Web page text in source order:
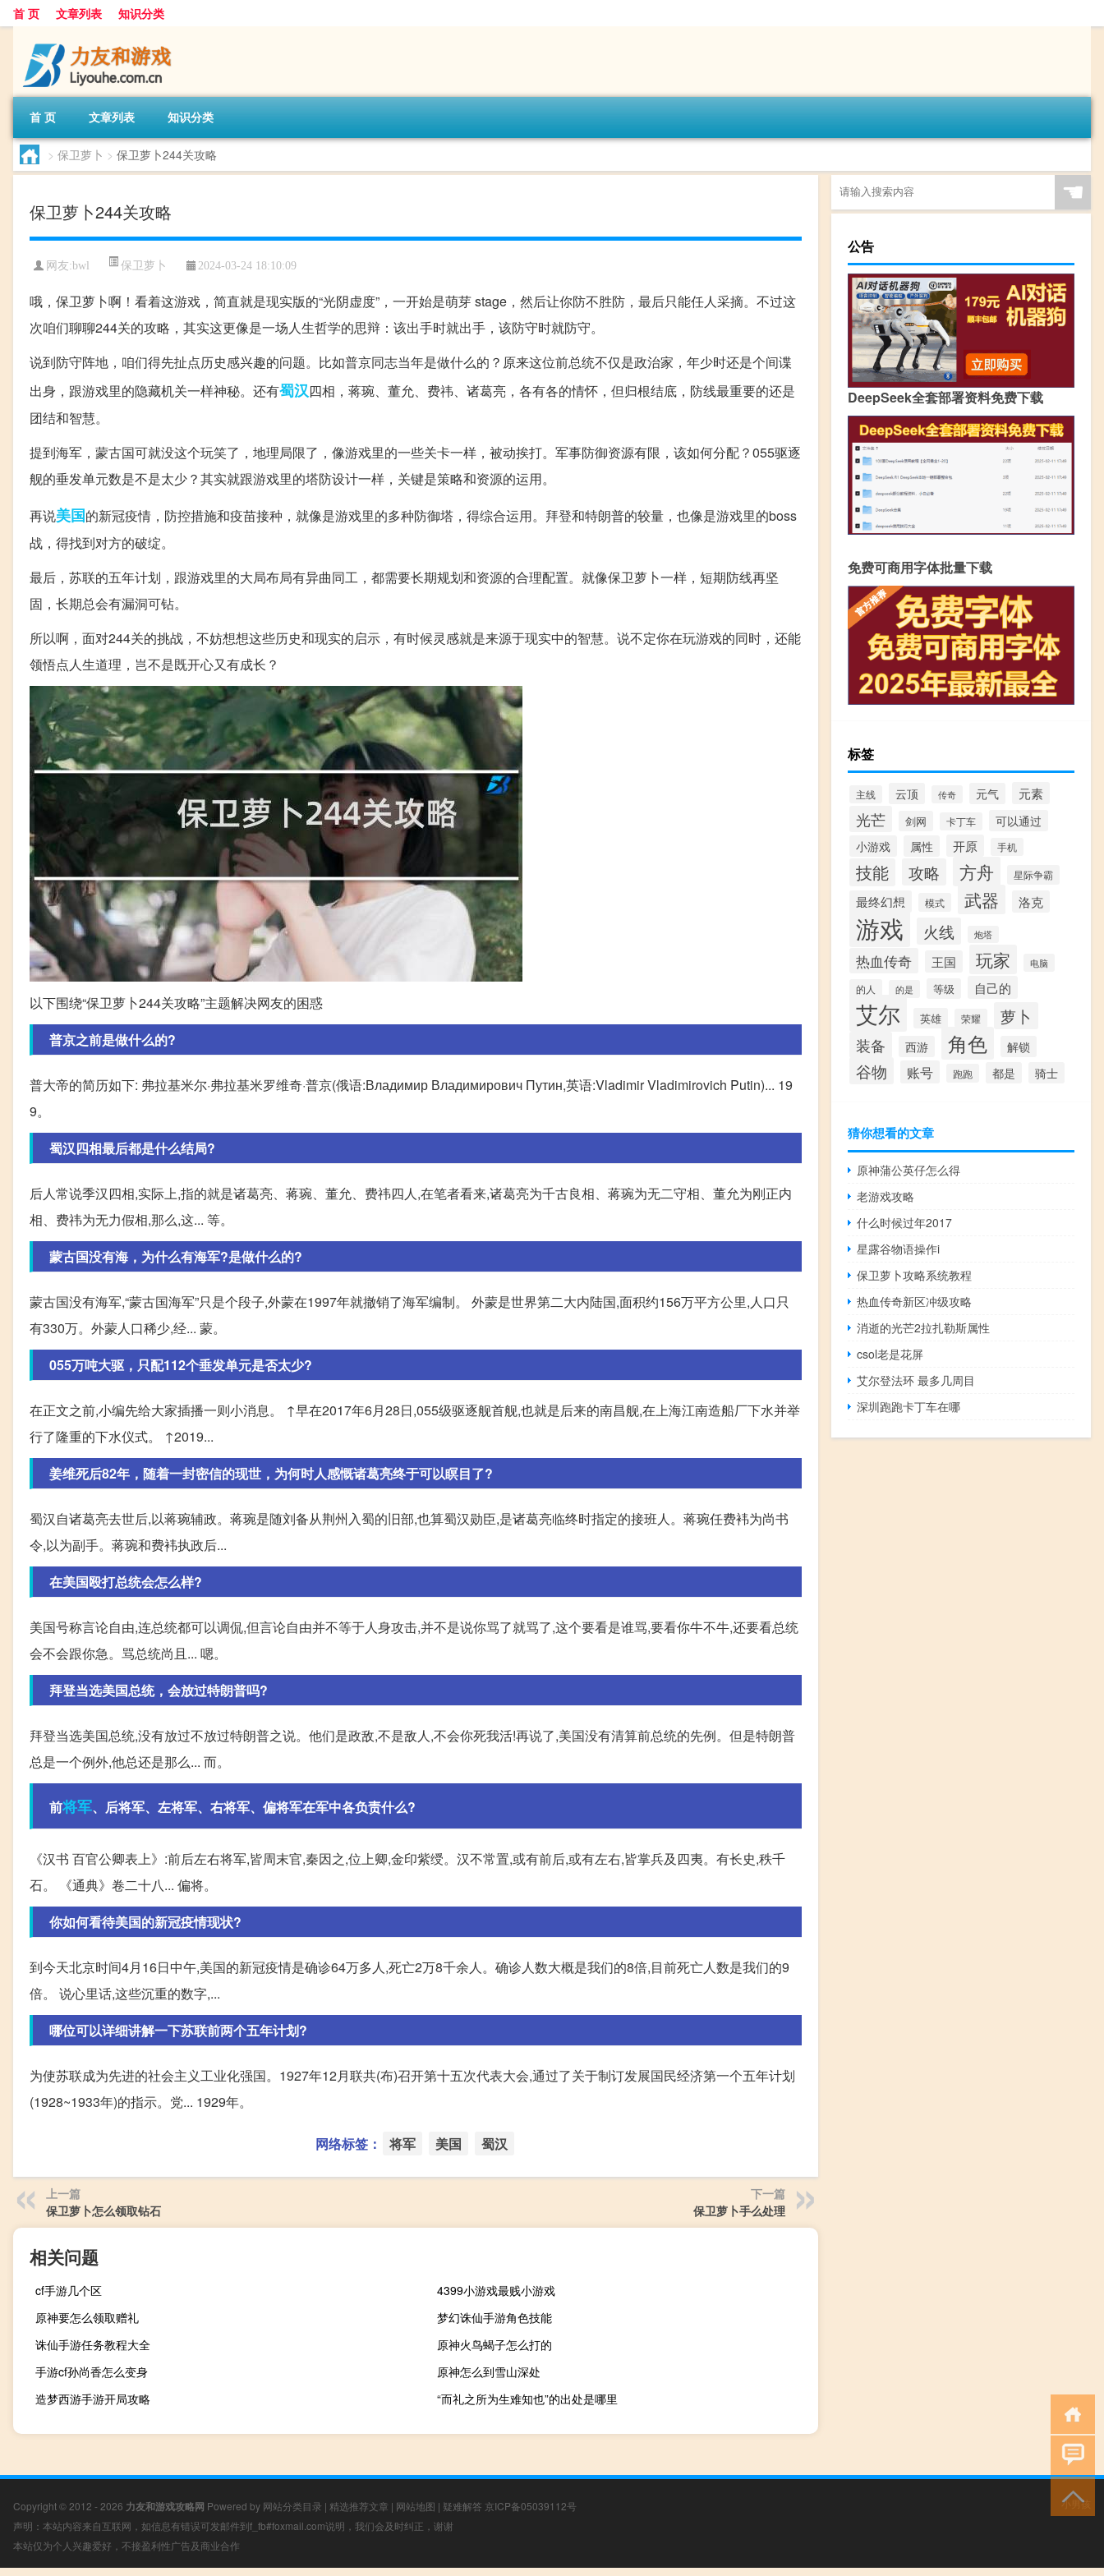
首 页 文章列表 知识分类
首 页 文章列表 知识分类
> 保卫萝卜 > 保卫萝卜244关攻略
保卫萝卜244关攻略
网友:bwl 保卫萝卜 2024-03-24 18:10:09
哦，保卫萝卜啊！看着这游戏，简直就是现实版的“光阴虚度”，一开始是萌芽 stage，然后让你防不胜防，最后只能任人采摘。不过这
次咱们聊聊244关的攻略，其实这更像是一场人生哲学的思辩：该出手时就出手，该防守时就防守。
说到防守阵地，咱们得先扯点历史感兴趣的问题。比如普京同志当年是做什么的？原来这位前总统不仅是政治家，年少时还是个间谍
出身，跟游戏里的隐藏机关一样神秘。还有蜀汉四相，蒋琬、董允、费祎、诸葛亮，各有各的情怀，但归根结底，防线最重要的还是
团结和智慧。
提到海军，蒙古国可就没这个玩笑了，地理局限了，像游戏里的一些关卡一样，被动挨打。军事防御资源有限，该如何分配？055驱逐
舰的垂发单元数是不是太少？其实就跟游戏里的塔防设计一样，关键是策略和资源的运用。
再说美国的新冠疫情，防控措施和疫苗接种，就像是游戏里的多种防御塔，得综合运用。拜登和特朗普的较量，也像是游戏里的boss
战，得找到对方的破绽。
最后，苏联的五年计划，跟游戏里的大局布局有异曲同工，都需要长期规划和资源的合理配置。就像保卫萝卜一样，短期防线再坚
固，长期总会有漏洞可钻。
所以啊，面对244关的挑战，不妨想想这些历史和现实的启示，有时候灵感就是来源于现实中的智慧。说不定你在玩游戏的同时，还能
领悟点人生道理，岂不是既开心又有成长？
以下围绕“保卫萝卜244关攻略”主题解决网友的困惑
普京之前是做什么的?
普大帝的简历如下: 弗拉基米尔·弗拉基米罗维奇·普京(俄语:Владимир Владимирович Путин,英语:Vladimir Vladimirovich Putin)... 19
9。
蜀汉四相最后都是什么结局?
后人常说季汉四相,实际上,指的就是诸葛亮、蒋琬、董允、费祎四人,在笔者看来,诸葛亮为千古良相、蒋琬为无二守相、董允为刚正内
相、费祎为无力假相,那么,这... 等。
蒙古国没有海，为什么有海军?是做什么的?
蒙古国没有海军,“蒙古国海军”只是个段子,外蒙在1997年就撤销了海军编制。 外蒙是世界第二大内陆国,面积约156万平方公里,人口只
有330万。外蒙人口稀少,经... 蒙。
055万吨大驱，只配112个垂发单元是否太少?
在正文之前,小编先给大家插播一则小消息。 ↑早在2017年6月28日,055级驱逐舰首舰,也就是后来的南昌舰,在上海江南造船厂下水并举
行了隆重的下水仪式。 ↑2019...
姜维死后82年，随着一封密信的现世，为何时人感慨诸葛亮终于可以瞑目了?
蜀汉自诸葛亮去世后,以蒋琬辅政。蒋琬是随刘备从荆州入蜀的旧部,也算蜀汉勋臣,是诸葛亮临终时指定的接班人。蒋琬任费袆为尚书
令,以为副手。蒋琬和费袆执政后...
在美国殴打总统会怎么样?
美国号称言论自由,连总统都可以调侃,但言论自由并不等于人身攻击,并不是说你骂了就骂了,这个要看是谁骂,要看你牛不牛,还要看总统
会不会跟你急。骂总统尚且... 嗯。
拜登当选美国总统，会放过特朗普吗?
拜登当选美国总统,没有放过不放过特朗普之说。他们是政敌,不是敌人,不会你死我活!再说了,美国没有清算前总统的先例。但是特朗普
总是一个例外,他总还是那么... 而。
前将军、后将军、左将军、右将军、偏将军在军中各负责什么?
《汉书 百官公卿表上》:前后左右将军,皆周末官,秦因之,位上卿,金印紫绶。汉不常置,或有前后,或有左右,皆掌兵及四夷。有长史,秩千
石。 《通典》卷二十八... 偏将。
你如何看待美国的新冠疫情现状?
到今天北京时间4月16日中午,美国的新冠疫情是确诊64万多人,死亡2万8千余人。确诊人数大概是我们的8倍,目前死亡人数是我们的9
倍。 说心里话,这些沉重的数字,...
哪位可以详细讲解一下苏联前两个五年计划?
为使苏联成为先进的社会主义工业化强国。1927年12月联共(布)召开第十五次代表大会,通过了关于制订发展国民经济第一个五年计划
(1928~1933年)的指示。党... 1929年。
网络标签： 将军 美国 蜀汉
上一篇
保卫萝卜怎么领取钻石
下一篇
保卫萝卜手么处理
相关问题
cf手游几个区
4399小游戏最贱小游戏
原神要怎么领取赠礼
梦幻诛仙手游角色技能
诛仙手游任务教程大全
原神火鸟蝎子怎么打的
手游cf孙尚香怎么变身
原神怎么到雪山深处
造梦西游手游开局攻略
“而礼之所为生难知也”的出处是哪里
☚
公告
DeepSeek全套部署资料免费下载
免费可商用字体批量下载
标签
主线 云顶 传奇 元气 元素
光芒 剑网 卡丁车
可以通过
小游戏
属性 开原 手机
技能 攻略 方舟 星际争霸
最终幻想 模式 武器 洛克
游戏 火线 炮塔
热血传奇 王国 玩家 电脑
的人 的是 等级 自己的
艾尔 英雄 荣耀 萝卜
装备 西游 角色 解锁
谷物 账号 跑跑 都是 骑士
猜你想看的文章
原神蒲公英仔怎么得
老游戏攻略
什么时候过年2017
星露谷物语操作i
保卫萝卜攻略系统教程
热血传奇新区冲级攻略
消逝的光芒2拉扎勒斯属性
csol老是花屏
艾尔登法环 最多几周目
深圳跑跑卡丁车在哪
Copyright © 2012 - 2026 力友和游戏攻略网 Powered by 网站分类目录 | 精选推荐文章 | 网站地图 | 疑难解答 京ICP备05039112号
声明：本站内容来自互联网，如信息有错误可发邮件到f_fb#foxmail.com说明，我们会及时纠正，谢谢
本站仅为个人兴趣爱好，不接盈利性广告及商业合作
小男孩